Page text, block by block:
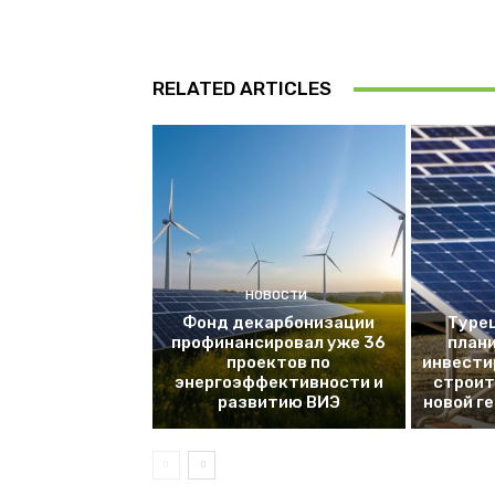
RELATED ARTICLES
НОВОСТИ
Фонд декарбонизации
профинансировал уже 36
проектов по
энергоэффективности и
развитию ВИЭ
новой